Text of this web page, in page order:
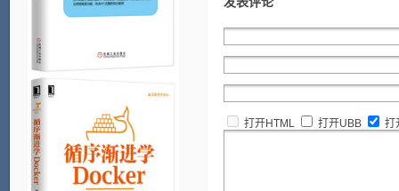
打开HTML 打开UBB 打